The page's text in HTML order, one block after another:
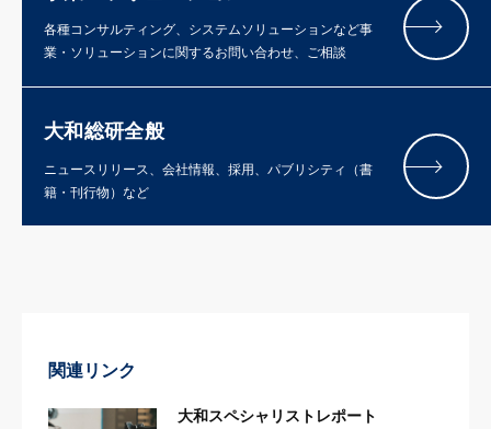
各種コンサルティング、システムソリューションなど事
業・ソリューションに関するお問い合わせ、ご相談
大和総研全般
ニュースリリース、会社情報、採用、パブリシティ（書
籍・刊行物）など
関連リンク
大和スペシャリストレポート